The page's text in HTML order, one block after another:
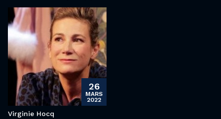
26
MARS
2022
Virginie Hocq